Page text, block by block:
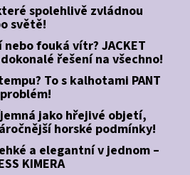
spolehlivě zvládnou
světě!
nebo fouká vítr? JACKET
dokonalé řešení na všechno!
To s kalhotami PANT
jako hřejivé objetí,
horské podmínky!
a elegantní v jednom –
KIMERA